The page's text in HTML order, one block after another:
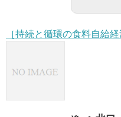
［持続と循環の食料自給